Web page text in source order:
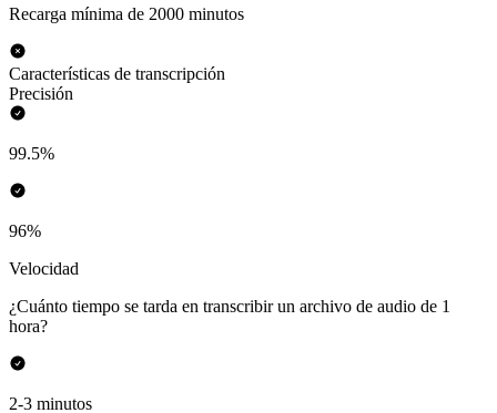
Recarga mínima de 2000 minutos
Características de transcripción
Precisión
99.5%
96%
Velocidad
¿Cuánto tiempo se tarda en transcribir un archivo de audio de 1
hora?
2-3 minutos